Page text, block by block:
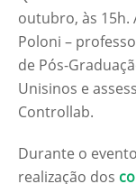
outubro, às 15h.
Poloni –
de Pós-
Unisinos e
Controllab.
Durante o
realização dos